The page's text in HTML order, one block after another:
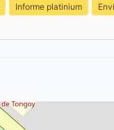
Informe platinium